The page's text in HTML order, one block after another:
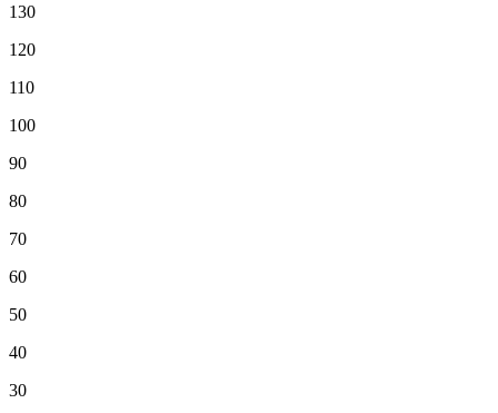
130
120
110
100
90
80
70
60
50
40
30